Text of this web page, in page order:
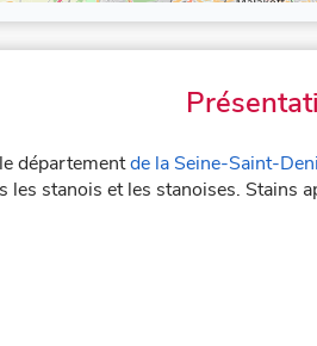
départementde la Seine-Saint-
les stanois et les stanoises. Stains